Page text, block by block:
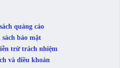
quảng cáo
bảo mật
trừ trách nhiệm
và điều khoản